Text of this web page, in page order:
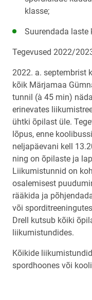
klasse;
Suurendada laste
Tegevused 2022/
2022. a. septembrist
kõik Märjamaa
tunnil (à 45 min)
erinevates
ühtki õpilast üle.
lõpus, enne
neljapäevani kell
ning on õpilaste ja
Liikumistunnid on
osalemisest
rääkida ja
või
Drell kutsub kõiki
liikumistundides.
Kõikide
spordhoones või